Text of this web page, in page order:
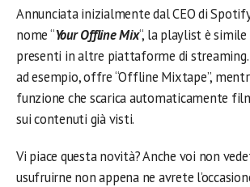
Annunciata inizialmente dal CEO di
nome “Your Offline Mix“, la playlist è simile
presenti in altre piattaforme di
ad esempio, offre “Offline Mixtape”,
funzione che scarica automaticamente
sui contenuti già visti.
Vi piace questa novità? Anche voi non
usufruirne non appena ne avrete